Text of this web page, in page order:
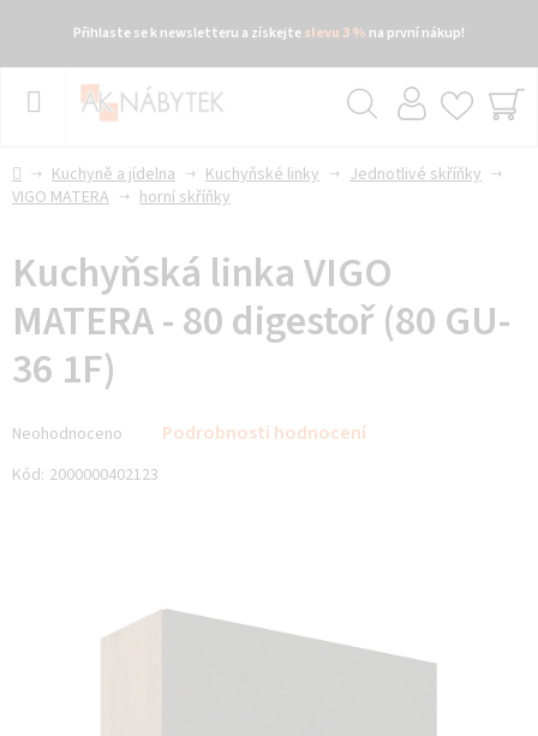
Přihlaste se k newsletteru a získejteslevu 3 % na první nákup!
Přejít
DomůKuchyně a jídelna Kuchyňské linky
Jednotlivé skříňky
VIGO MATERA
horní skříňky
Kuchyňská linka VIGO
MATERA - 80 digestoř (80 GU-
36 1F)
hodnocení
produktu
Neohodnoceno Podrobnosti hodnocení
Kód: 2000000402123